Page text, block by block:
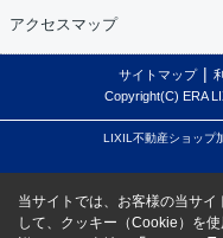
アクセスマップ
サイトマップ
Copyright(C) ERA
LIXIL不動産ショップ
当サイトでは、お客様の当サ
して、クッキー（Cookie）を使